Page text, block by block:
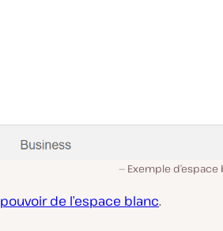
Exemple d’espace
pouvoir de l’espace blanc.